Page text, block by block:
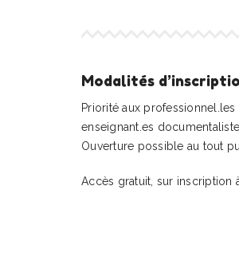
Modalités
Priorité aux
enseignant.es
Ouverture possible au tout
Accès gratuit, sur inscription